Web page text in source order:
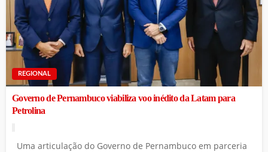
REGIONAL
Governo de Pernambuco viabiliza voo inédito da Latam para
Petrolina
Uma articulação do Governo de Pernambuco em parceria